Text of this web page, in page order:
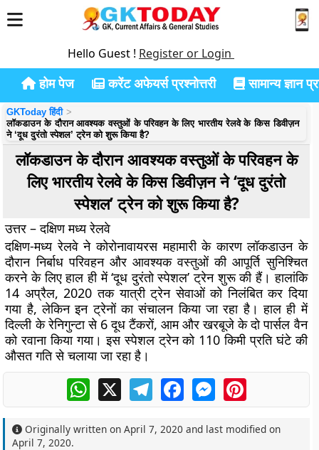
Hello Guest ! Register or Login
होम पेज करेंट अफेयर्स प्रश्नोत्तरी सामान्य ज्ञान
GKToday हिंदी
लॉकडाउन के दौरान आवश्यक वस्तुओं के परिवहन के लिए भारतीय रेलवे के किस डिवीज़न
ने ‘दूध दुरंतो स्पेशल’ ट्रेन को शुरू किया है?
लॉकडाउन के दौरान आवश्यक वस्तुओं के परिवहन के
लिए भारतीय रेलवे के किस डिवीज़न ने ‘दूध दुरंतो
स्पेशल’ ट्रेन को शुरू किया है?
उत्तर – दक्षिण मध्य रेलवे
दक्षिण-मध्य रेलवे ने कोरोनावायरस महामारी के कारण लॉकडाउन के
दौरान निर्बाध परिवहन और आवश्यक वस्तुओं की आपूर्ति सुनिश्चित
करने के लिए हाल ही में ‘दूध दुरंतो स्पेशल’ ट्रेन शुरू की हैं। हालांकि
14 अप्रैल, 2020 तक यात्री ट्रेन सेवाओं को निलंबित कर दिया
गया है, लेकिन इन ट्रेनों का संचालन किया जा रहा है। हाल ही में
दिल्ली के रेनिगुन्टा से 6 दूध टैंकरों, आम और खरबूजे के दो पार्सल वैन
को रवाना किया गया। इस स्पेशल ट्रेन को 110 किमी प्रति घंटे की
औसत गति से चलाया जा रहा है।
WhatsApp
X TelegramFacebookMessengerPinterest
Originally written onApril 7, 2020 and last modified on
April 7, 2020.